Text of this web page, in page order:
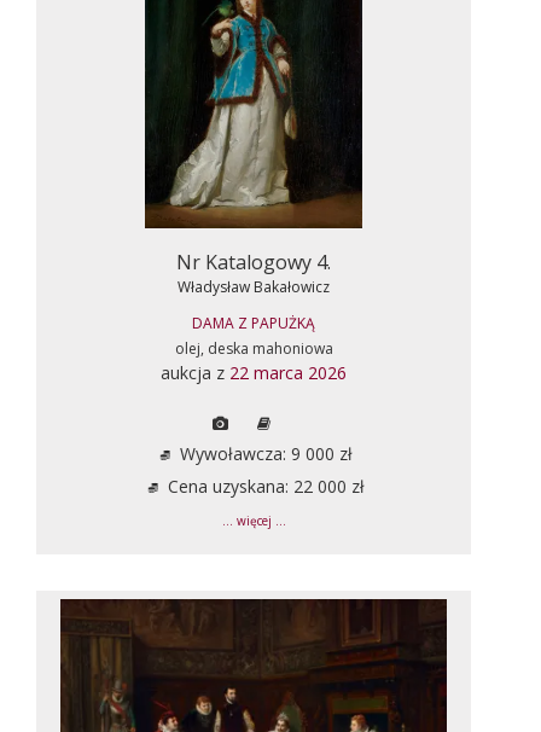
Nr Katalogowy 4.
Władysław Bakałowicz
DAMA Z PAPUŻKĄ
olej, deska mahoniowa
aukcja z 22 marca 2026
Wywoławcza: 9 000 zł
Cena uzyskana: 22 000 zł
... więcej ...